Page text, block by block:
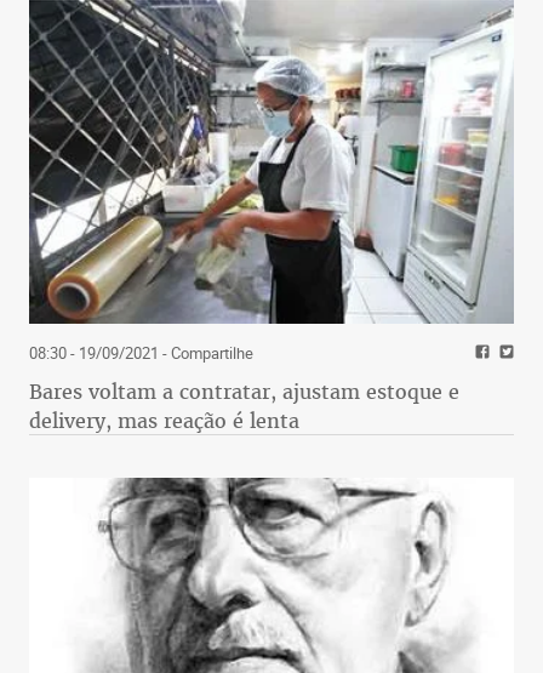
08:30 - 19/09/2021 - Compartilhe
Bares voltam a contratar, ajustam estoque e
delivery, mas reação é lenta